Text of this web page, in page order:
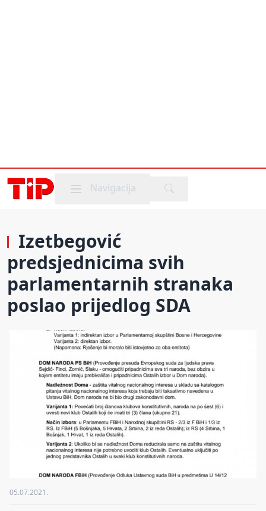
Mobile menu
Navigacija
Izetbegović
predsjednicima svih
parlamentarnih stranaka
poslao prijedlog SDA
05.07.2021.